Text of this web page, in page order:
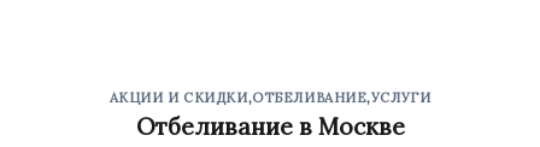
АКЦИИ И СКИДКИ,ОТБЕЛИВАНИЕ,УСЛУГИ
Отбеливание в Москве